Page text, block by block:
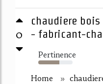
0
chaudiere
- fabricant-
Pertinence
61%
Home »